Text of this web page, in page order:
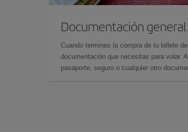
Documentación general
Cuando termines la compra de tu billete
documentación que necesitas para volar.
pasaporte, seguro o cualquier otro